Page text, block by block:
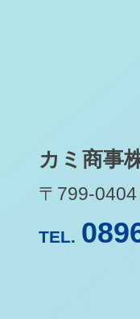
カミ商事
〒799-
TEL.